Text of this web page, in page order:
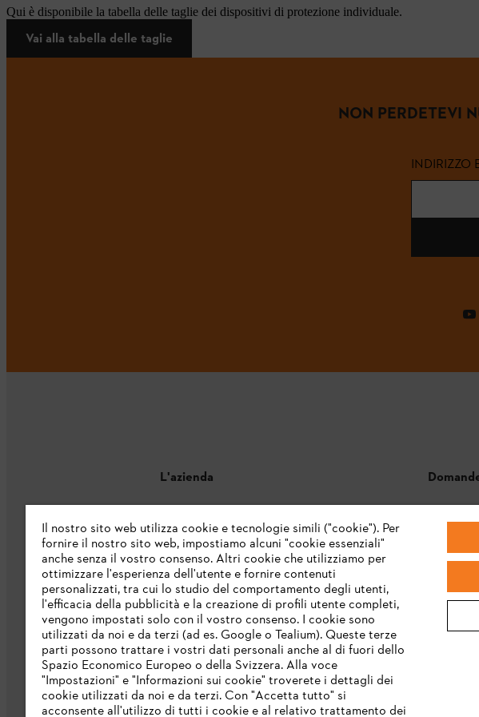
Qui è disponibile la tabella delle taglie dei dispositivi di protezione individuale.
Vai alla tabella delle taglie
NON PERDETEVI
INDIRIZZO
L'azienda
Catalogo
Informazioni per i fornitori
Sistema di denuncia STIHL
Batterie
Il nostro sito web utilizza cookie e tecnologie simili ("cookie"). Per
fornire il nostro sito web, impostiamo alcuni "cookie essenziali"
anche senza il vostro consenso. Altri cookie che utilizziamo per
ottimizzare l'esperienza dell'utente e fornire contenuti
personalizzati, tra cui lo studio del comportamento degli utenti,
l'efficacia della pubblicità e la creazione di profili utente completi,
vengono impostati solo con il vostro consenso. I cookie sono
utilizzati da noi e da terzi (ad es. Google o Tealium). Queste terze
parti possono trattare i vostri dati personali anche al di fuori dello
Spazio Economico Europeo o della Svizzera. Alla voce
"Impostazioni" e "Informazioni sui cookie" troverete i dettagli dei
cookie utilizzati da noi e da terzi. Con "Accetta tutto" si
acconsente all'utilizzo di tutti i cookie e al relativo trattamento dei